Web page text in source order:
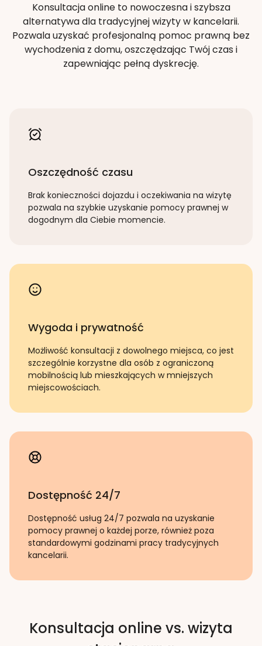
Konsultacja online to nowoczesna i szybsza
alternatywa dla tradycyjnej wizyty w kancelarii.
Pozwala uzyskać profesjonalną pomoc prawną bez
wychodzenia z domu, oszczędzając Twój czas i
zapewniając pełną dyskrecję.
Oszczędność czasu
Brak konieczności dojazdu i oczekiwania na wizytę
pozwala na szybkie uzyskanie pomocy prawnej w
dogodnym dla Ciebie momencie.
Wygoda i prywatność
Możliwość konsultacji z dowolnego miejsca, co jest
szczególnie korzystne dla osób z ograniczoną
mobilnością lub mieszkających w mniejszych
miejscowościach.
Dostępność 24/7
Dostępność usług 24/7 pozwala na uzyskanie
pomocy prawnej o każdej porze, również poza
standardowymi godzinami pracy tradycyjnych
kancelarii.
Konsultacja online vs. wizyta